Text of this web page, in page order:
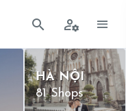
HÀ NỘI
81 Shops